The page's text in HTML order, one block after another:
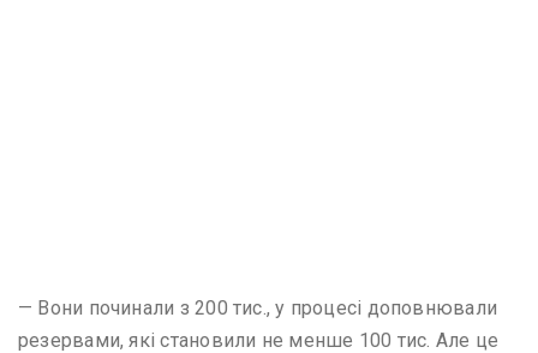
— Вони починали з 200 тис., у процесі доповнювали
резервами, які становили не менше 100 тис. Але це